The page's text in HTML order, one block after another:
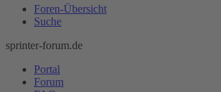
Foren-Übersicht
Suche
sprinter-forum.de
Portal
Forum